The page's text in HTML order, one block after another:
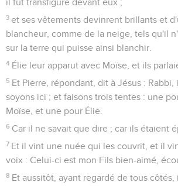
il fut transfiguré devant eux ;
3 et ses vêtements devinrent brillants et
blancheur, comme de la neige, tels qu'il
sur la terre qui puisse ainsi blanchir.
4 Élie leur apparut avec Moïse, et ils
5 Et Pierre, répondant, dit à Jésus :
soyons ici ; et faisons trois tentes : une
Moïse, et une pour Élie.
6 Car il ne savait que dire ; car ils étaient
7 Et il vint une nuée qui les couvrit, et il
voix : Celui-ci est mon Fils bien-aimé,
8 Et aussitôt, ayant regardé de tous